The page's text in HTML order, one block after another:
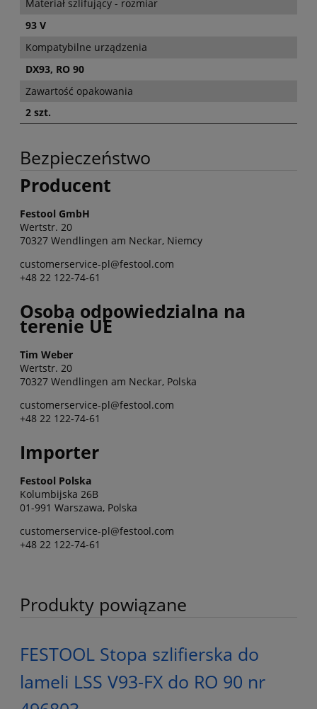
Materiał szlifujący - rozmiar
93 V
Kompatybilne urządzenia
DX93, RO 90
Zawartość opakowania
2 szt.
Bezpieczeństwo
Producent
Festool GmbH
Wertstr. 20
70327 Wendlingen am Neckar, Niemcy
customerservice-pl@festool.com
+48 22 122-74-61
Osoba odpowiedzialna na
terenie UE
Tim Weber
Wertstr. 20
70327 Wendlingen am Neckar, Polska
customerservice-pl@festool.com
+48 22 122-74-61
Importer
Festool Polska
Kolumbijska 26B
01-991 Warszawa, Polska
customerservice-pl@festool.com
+48 22 122-74-61
Produkty powiązane
FESTOOL Stopa szlifierska do
lameli LSS V93-FX do RO 90 nr